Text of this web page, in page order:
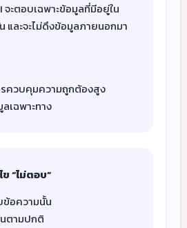
จะตอบเฉพาะข้อมูลที่มีอยู่ใน
และจะไม่ดึงข้อมูลภายนอกมา
ควบคุมความถูกต้องสูง
เฉพาะทาง
“ไม่ตอบ”
ข้อความนั้น
ตามปกติ